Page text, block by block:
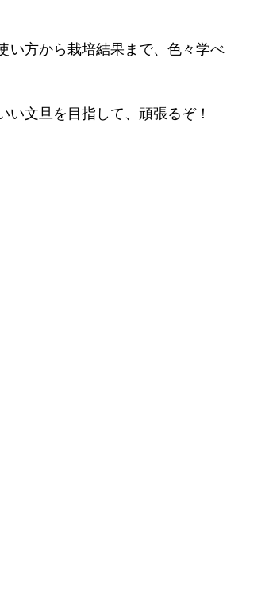
い方から栽培結果まで、色々学べ
文旦を目指して、頑張るぞ！